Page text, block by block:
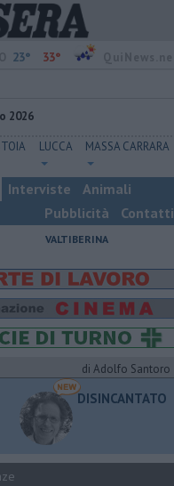
23° 33°
2026
LUCCA MASSA CARRARA
Interviste
Animali
Pubblicità
Contatti
VALTIBERINA
di Adolfo Santoro
DISINCANTATO